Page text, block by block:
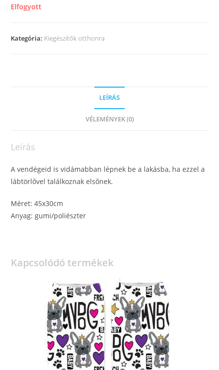
Elfogyott
Kategória: Kiegészítők otthonra
LEÍRÁS
VÉLEMÉNYEK (0)
Leírás
A vendégeid is vidámabban lépnek be a lakásba, ha ezzel a
lábtörlővel találkoznak elsőnek.
Méret: 45x30cm
Anyag: gumi/poliészter
Kapcsolódó termékek